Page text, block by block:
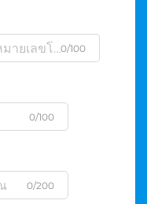
0/100
0/100
0/200